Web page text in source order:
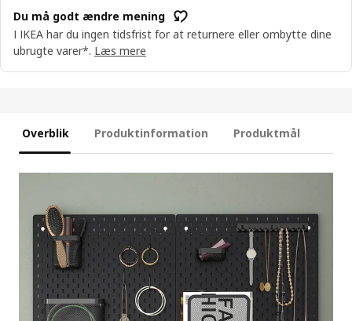
Du må godt ændre mening
I IKEA har du ingen tidsfrist for at returnere eller ombytte dine
ubrugte varer*. Læs mere
Overblik Produktinformation Produktmål